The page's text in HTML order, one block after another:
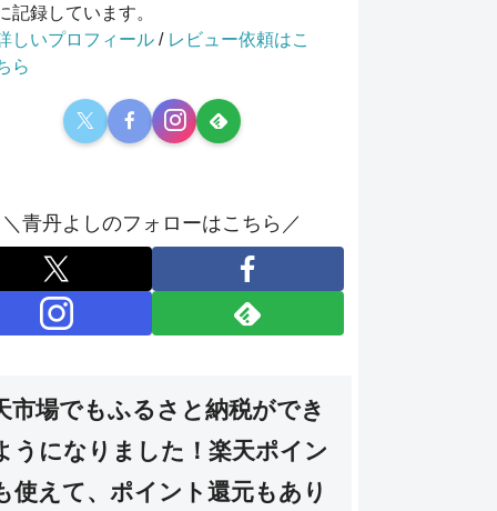
記録しています。
しいプロフィール / レビュー依頼はこ
ら
＼青丹よしのフォローはこちら／
市場でもふるさと納税ができ
うになりました！楽天ポイン
使えて、ポイント還元もあり